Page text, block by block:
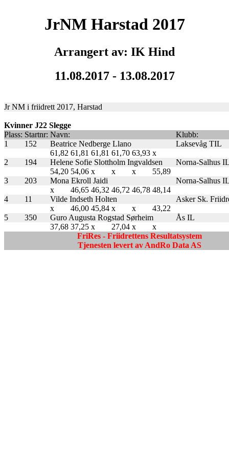
JrNM Harstad 2017
Arrangert av: IK Hind
11.08.2017 - 13.08.2017
Jr NM i friidrett 2017, Harstad
Kvinner J22 Slegge
Plass: Startnr: Navn:
Klubb:
1
152 Beatrice Nedberge Llano
Laksevåg TIL
61,82 61,81 61,81 61,70 63,93 x
2
194 Helene Sofie Slottholm Ingvaldsen
Norna-Salhus
54,20 54,06 x x x
55,89
3
203 Mona Ekroll Jaidi
Norna-Salhus
x
46,65 46,32 46,72 46,78 48,14
4
11 Vilde Indseth Holten
Asker Sk.
x
46,00 45,84 x x
43,22
5
350 Guro Augusta Rogstad Sørheim
Ås IL
37,68 37,25 x 27,04 x
x
FriRes - Friidrettens Resultatsystem
Tjenesten levert av AndRo Data AS